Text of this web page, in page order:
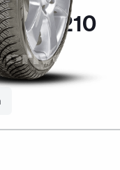
AS210